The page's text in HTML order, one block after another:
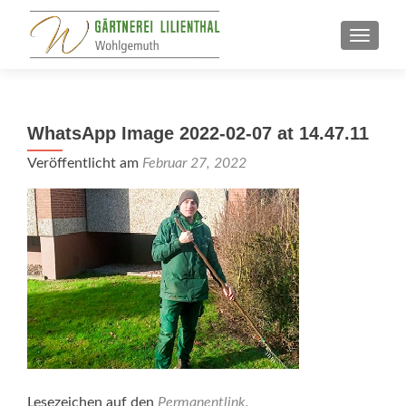
WhatsApp Image 2022-02-07 at 14.47.11
Veröffentlicht am Februar 27, 2022
Lesezeichen auf den Permanentlink.